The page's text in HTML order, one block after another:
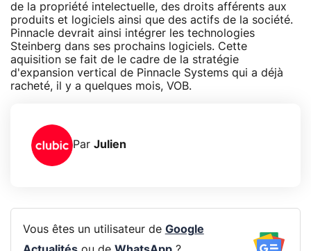
de la propriété intelectuelle, des droits afférents aux
produits et logiciels ainsi que des actifs de la société.
Pinnacle devrait ainsi intégrer les technologies
Steinberg dans ses prochains logiciels. Cette
aquisition se fait de le cadre de la stratégie
d'expansion vertical de Pinnacle Systems qui a déjà
racheté, il y a quelques mois, VOB.
Par Julien
Vous êtes un utilisateur de Google